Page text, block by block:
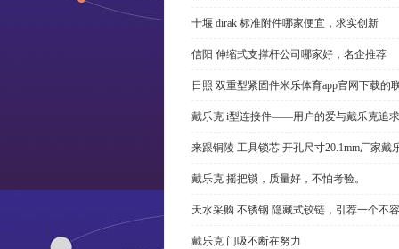
十堰 dirak 标准附件哪家便宜，求实创新
信阳 伸缩式支撑杆公司哪家好，名企推荐
日照 双重型紧固件米乐体育app官网下载的
戴乐克 i型连接件——用户的爱与戴乐克追求
来跟铜陵 工具锁芯 开孔尺寸20.1mm厂家
戴乐克 摇把锁，质量好，不怕考验。
天水采购 不锈钢 隐藏式铰链，引荐一个不
戴乐克 门吸不断在努力